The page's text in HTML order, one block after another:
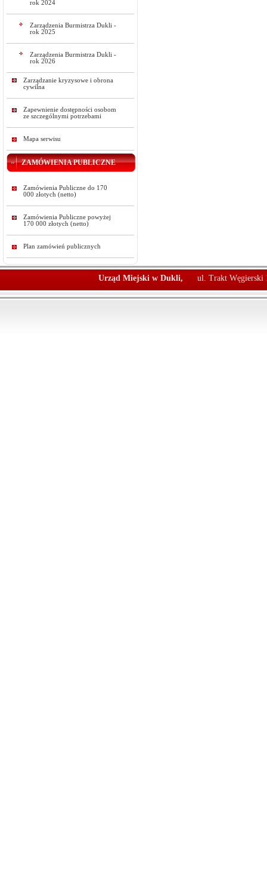
rok 2024
Zarządzenia Burmistrza Dukli -
rok 2025
Zarządzenia Burmistrza Dukli -
rok 2026
Zarządzanie kryzysowe i obrona
cywilna
Zapewnienie dostępności osobom
ze szczególnymi potrzebami
Mapa serwisu
ZAMÓWIENIA PUBLICZNE
Zamówienia Publiczne do 170
000 złotych (netto)
Zamówienia Publiczne powyżej
170 000 złotych (netto)
Plan zamówień publicznych
Urząd Miejski w Dukli, ul. Trakt Węgierski